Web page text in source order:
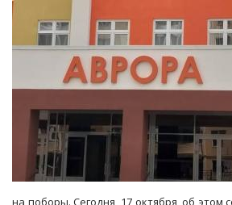
на поборы. Сегодня, 17 октября, об этом